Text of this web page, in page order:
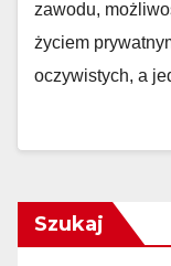
zawodu,
życiem
oczywistych, a
Szukaj